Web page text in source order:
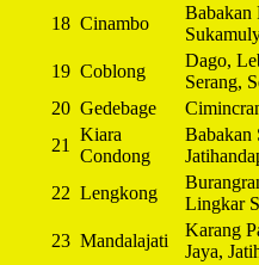
18 Cinambo
Babakan
19 Coblong
Dago,
Serang,
20 Gedebage
21
Kiara
Condong
Babakan
22 Lengkong
Lingkar
23 Mandalajati
Karang
Jaya,